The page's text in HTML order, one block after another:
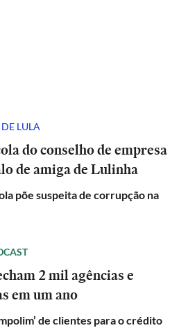
LULA
do conselho de empresa
de amiga de Lulinha
põe suspeita de corrupção na
2 mil agências e
em um ano
de clientes para o crédito